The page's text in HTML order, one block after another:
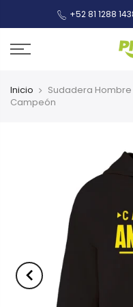
+52 81 1288
Inicio
Sudadera
Campeón